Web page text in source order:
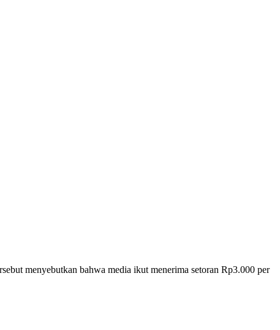
menyebutkan bahwa media ikut menerima setoran Rp3.000 per